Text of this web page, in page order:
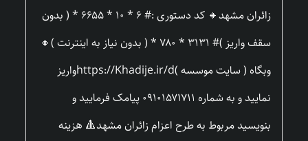
زائران مشهد🔸 کد دستوری :# ۶ * ۱۰ * ۶۶۵۵ * ( بدون
سقف واریز )# ۳۱۳۱ * ۷۸۰ * ( بدون نیاز به اینترنت )🔸
وبگاه ( سایت موسسه )https://Khadije.ir/dواریز
نمایید و به شماره ۰۹۱۰۱۵۷۱۷۱۱ پیامک فرمایید و
بنویسید مربوط به طرح اعزام زائران مشهد🔺 هزینه